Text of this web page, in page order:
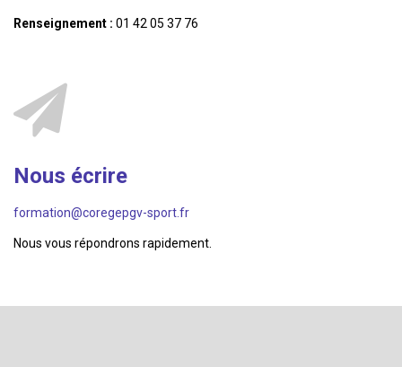
Renseignement : 01 42 05 37 76
Nous écrire
formation@coregepgv-sport.fr
Nous vous répondrons rapidement.